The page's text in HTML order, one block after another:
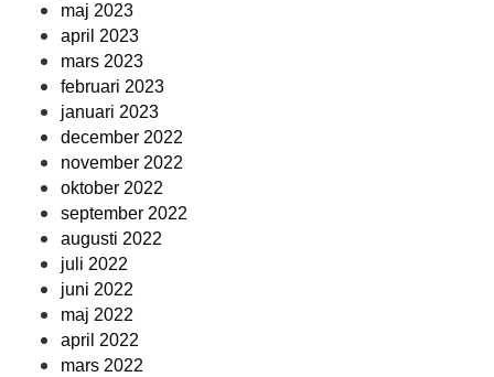
maj 2023
april 2023
mars 2023
februari 2023
januari 2023
december 2022
november 2022
oktober 2022
september 2022
augusti 2022
juli 2022
juni 2022
maj 2022
april 2022
mars 2022